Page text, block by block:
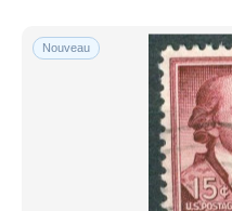
Nouveau